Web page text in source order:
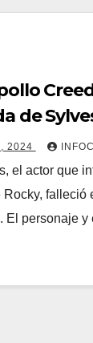
de
2024
el actor que
falleció
El personaje